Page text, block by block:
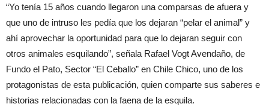
“Yo tenía 15 años cuando llegaron una comparsas de afuera y
que uno de intruso les pedía que los dejaran “pelar el animal” y
ahí aprovechar la oportunidad para que lo dejaran seguir con
otros animales esquilando”, señala Rafael Vogt Avendaño, de
Fundo el Pato, Sector “El Ceballo” en Chile Chico, uno de los
protagonistas de esta publicación, quien comparte sus saberes e
historias relacionadas con la faena de la esquila.